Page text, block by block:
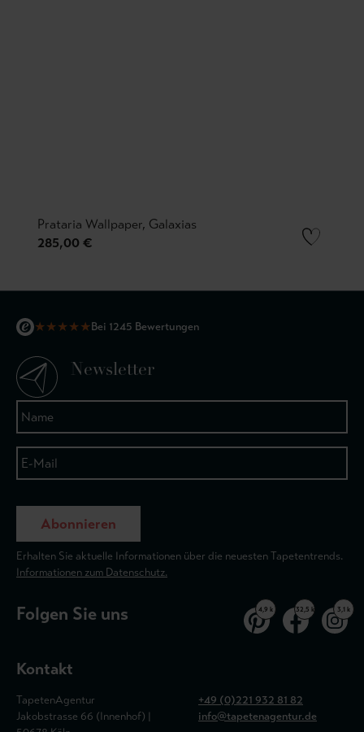
Prataria Wallpaper, Galaxias
285,00 €
★★★★★Bei 1245 Bewertungen
Newsletter
Abonnieren
Erhalten Sie aktuelle Informationen über die neuesten Tapetentrends.
Informationen zum Datenschutz.
Folgen Sie uns 4,9 k 32,5 k 3,1 k
Kontakt
TapetenAgentur
Jakobstrasse 66 (Innenhof) |
+49 (0)221 932 81 82
info@tapetenagentur.de